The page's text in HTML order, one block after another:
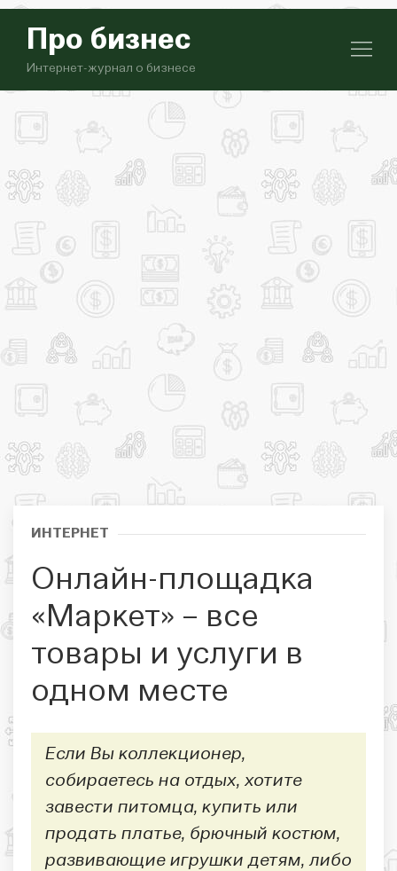
Про бизнес
Интернет-журнал о бизнесе
ИНТЕРНЕТ
Онлайн-площадка
«Маркет» – все
товары и услуги в
одном месте
Если Вы коллекционер,
собираетесь на отдых, хотите
завести питомца, купить или
продать платье, брючный костюм,
развивающие игрушки детям, либо